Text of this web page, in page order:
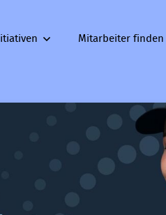
Mitarbeiter finden